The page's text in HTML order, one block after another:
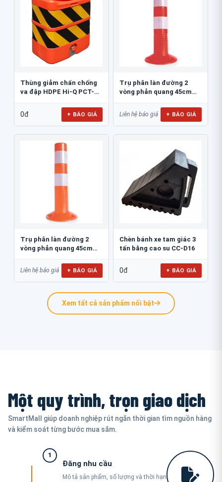
Thùng giảm chấn chống
va đập HDPE Hi-Q PCT-
0đ + BÁO GIÁ
Trụ phân làn đường 2
vòng phản quang 45cm
Liên hệ báo giá + BÁO GIÁ
Trụ phân làn đường 2
vòng phản quang 45cm
Liên hệ báo giá + BÁO GIÁ
Chèn bánh xe tam giác 3
tấn bằng cao su CC-D16
0đ + BÁO GIÁ
Xem tất cả sản phẩm nổi bật
Một quy trình, trọn giao dịch
SmartMall giúp doanh nghiệp rút ngắn thời gian tìm nguồn hàng
và kiểm soát từng bước mua sắm.
1
Đăng nhu cầu
Mô tả sản phẩm, số lượng và thời hạn